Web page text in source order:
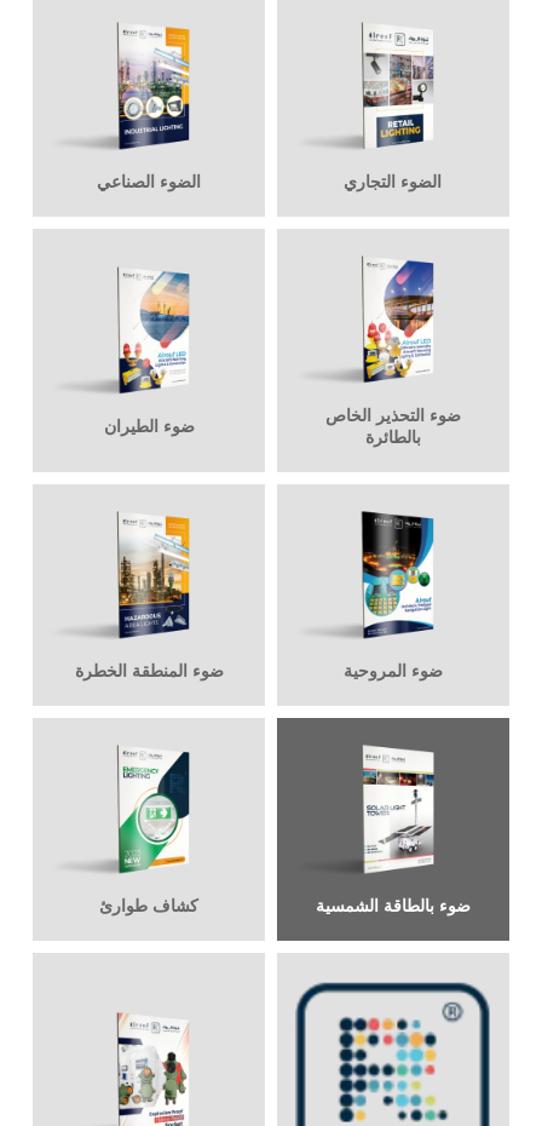
الضوء التجاري الضوء الصناعي
ضوء التحذير الخاص
بالطائرة
ضوء الطيران
ضوء المروحية ضوء المنطقة الخطرة
ضوء بالطاقة الشمسية كشاف طوارئ